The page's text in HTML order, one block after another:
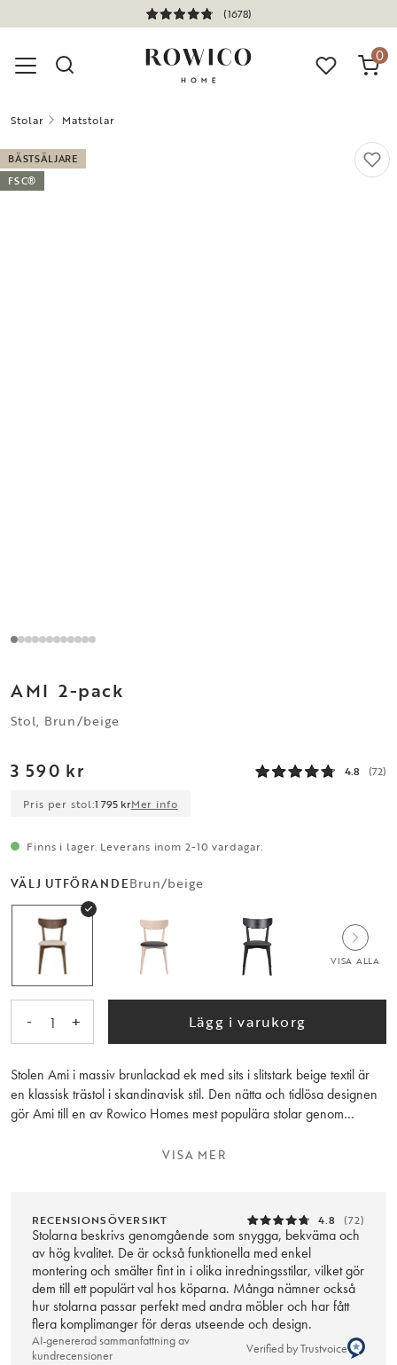
(1678)
0
Stolar Matstolar
BÄSTSÄLJARE
FSC®
AMI 2-pack
Stol, Brun/beige
3 590 kr 4.8 (72)
Pris per stol:1 795 krMer info
Finns i lager. Leverans inom 2-10 vardagar.
VÄLJ UTFÖRANDEBrun/beige
VISA ALLA
- 1 + Lägg i varukorg
Stolen Ami i massiv brunlackad ek med sits i slitstark beige textil är
en klassisk trästol i skandinavisk stil. Den nätta och tidlösa designen
gör Ami till en av Rowico Homes mest populära stolar genom
kommer från ett ansvarsfullt skogsbruk som tar hänsyn till människor
VISA MER
RECENSIONSÖVERSIKT 4.8 (72)
Stolarna beskrivs genomgående som snygga, bekväma och
av hög kvalitet. De är också funktionella med enkel
montering och smälter fint in i olika inredningsstilar, vilket gör
dem till ett populärt val hos köparna. Många nämner också
hur stolarna passar perfekt med andra möbler och har fått
flera komplimanger för deras utseende och design.
AI-genererad sammanfattning av
kundrecensioner
Verified by Trustvoice